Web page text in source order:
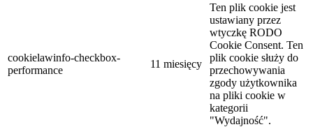
cookielawinfo-checkbox-
performance
11 miesięcy
Ten plik cookie jest
ustawiany przez
wtyczkę RODO
Cookie Consent. Ten
plik cookie służy do
przechowywania
zgody użytkownika
na pliki cookie w
kategorii
"Wydajność".